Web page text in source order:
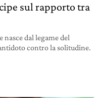
sul rapporto tra
nasce dal legame del
contro la solitudine.